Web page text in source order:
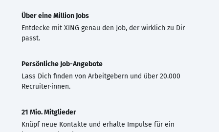
Über eine Million Jobs
Entdecke mit XING genau den Job, der wirklich zu Dir
passt.
Persönliche Job-Angebote
Lass Dich finden von Arbeitgebern und über 20.000
Recruiter·innen.
21 Mio. Mitglieder
Knüpf neue Kontakte und erhalte Impulse für ein